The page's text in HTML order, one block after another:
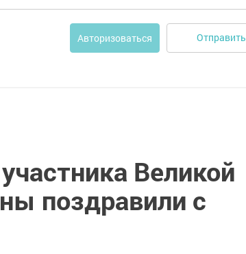
Авторизоваться Отправить
Великой
поздравили с